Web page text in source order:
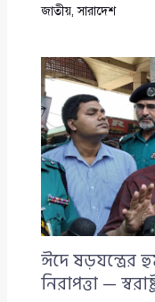
জাতীয়,সারাদেশ
ঈদে
নিরাপত্তা —